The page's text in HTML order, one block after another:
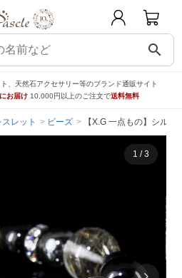
search
、天然石アクセサリー等のブランド通販サイト
お届け 10,000円以上のご注文で送料無料
スレット ビーズ 【X.G 一点もの】シル
1 /3